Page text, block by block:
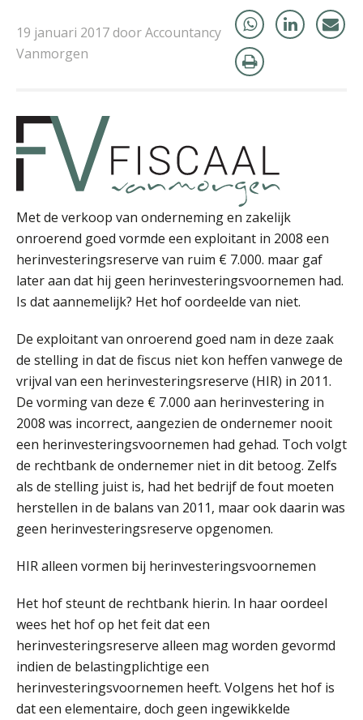
19 januari 2017 door Accountancy
Vanmorgen
Met de verkoop van onderneming en zakelijk
onroerend goed vormde een exploitant in 2008 een
herinvesteringsreserve van ruim € 7.000. maar gaf
later aan dat hij geen herinvesteringsvoornemen had.
Is dat aannemelijk? Het hof oordeelde van niet.
De exploitant van onroerend goed nam in deze zaak
de stelling in dat de fiscus niet kon heffen vanwege de
vrijval van een herinvesteringsreserve (HIR) in 2011.
De vorming van deze € 7.000 aan herinvestering in
2008 was incorrect, aangezien de ondernemer nooit
een herinvesteringsvoornemen had gehad. Toch volgt
de rechtbank de ondernemer niet in dit betoog. Zelfs
als de stelling juist is, had het bedrijf de fout moeten
herstellen in de balans van 2011, maar ook daarin was
geen herinvesteringsreserve opgenomen.
HIR alleen vormen bij herinvesteringsvoornemen
Het hof steunt de rechtbank hierin. In haar oordeel
wees het hof op het feit dat een
herinvesteringsreserve alleen mag worden gevormd
indien de belastingplichtige een
herinvesteringsvoornemen heeft. Volgens het hof is
dat een elementaire, doch geen ingewikkelde
Michiel Pouwels
Teunis van den Berg
Casper Mons
Martine Cranendonk